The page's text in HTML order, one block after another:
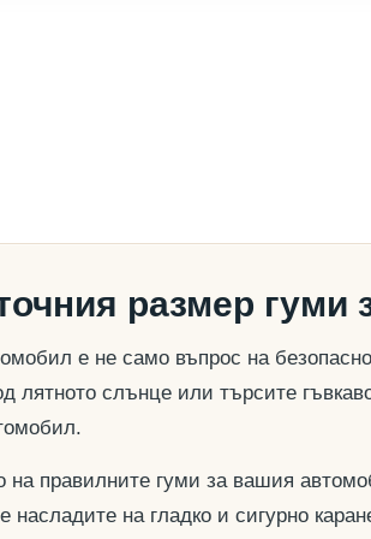
размер гуми
е не само въпрос на
слънце или търсите
правилните гуми за вашия
на гладко и сигурно